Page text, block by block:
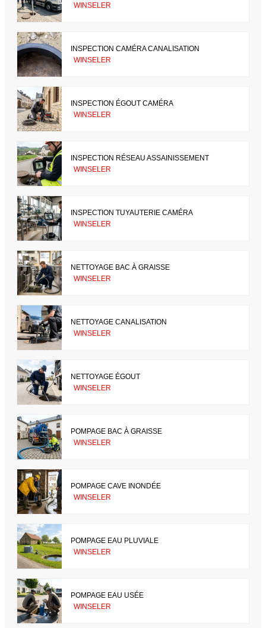
WINSELER
INSPECTION CAMÉRA CANALISATION
WINSELER
INSPECTION ÉGOUT CAMÉRA
WINSELER
INSPECTION RÉSEAU ASSAINISSEMENT
WINSELER
INSPECTION TUYAUTERIE CAMÉRA
WINSELER
NETTOYAGE BAC À GRAISSE
WINSELER
NETTOYAGE CANALISATION
WINSELER
NETTOYAGE ÉGOUT
WINSELER
POMPAGE BAC À GRAISSE
WINSELER
POMPAGE CAVE INONDÉE
WINSELER
POMPAGE EAU PLUVIALE
WINSELER
POMPAGE EAU USÉE
WINSELER